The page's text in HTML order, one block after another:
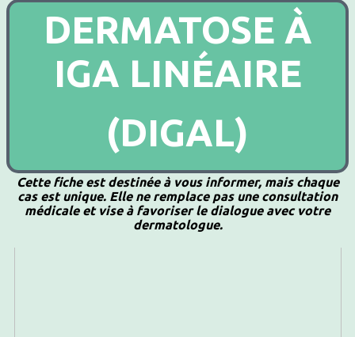
DERMATOSE À
IGA LINÉAIRE
(DIGAL)
Cette fiche est destinée à vous informer, mais chaque
cas est unique. Elle ne remplace pas une consultation
médicale et vise à favoriser le dialogue avec votre
dermatologue.